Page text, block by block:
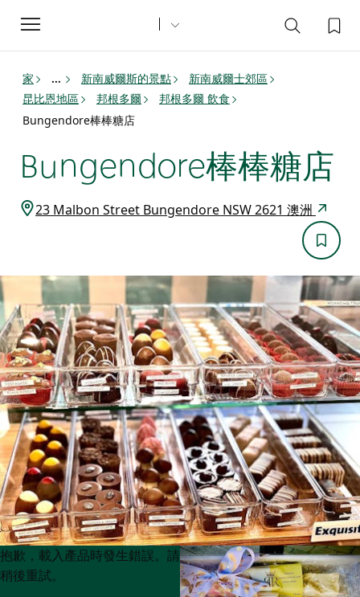
Toggle
navigation
家 ... 新南威爾斯的景點
新南威爾士郊區
昆比恩地區
邦根多爾
邦根多爾 飲食
Bungendore棒棒糖店
Bungendore棒棒糖店
23 Malbon Street Bungendore NSW 2621 澳洲
Product
List
Product
List
抱歉，載入產品時發生錯誤。請
稍後重試。